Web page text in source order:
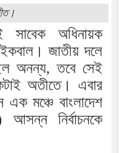
সাবেক অধিনায়ক
জাতীয় দলে
অনন্য, তবে সেই
অতীতে। এবার
এক মঞ্চে বাংলাদেশ
আসন্ন নির্বাচনকে